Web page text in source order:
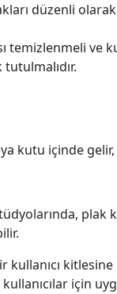
düzenli
temizlenmeli ve
kutu içinde
plak
kullanıcı
için